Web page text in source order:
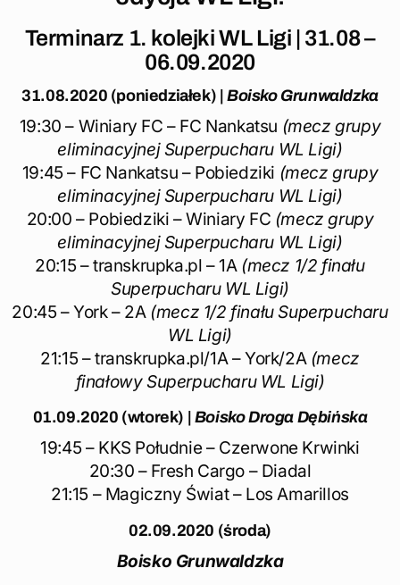
Terminarz 1. kolejki WL Ligi | 31.08 –
06.09.2020
31.08.2020 (poniedziałek) Boisko Grunwaldzka
19:30 – Winiary FC – FC Nankatsu (mecz grupy
eliminacyjnej Superpucharu WL Ligi)
19:45 – FC Nankatsu – Pobiedziki (mecz grupy
eliminacyjnej Superpucharu WL Ligi)
20:00 – Pobiedziki – Winiary FC (mecz grupy
eliminacyjnej Superpucharu WL Ligi)
20:15 – transkrupka.pl – 1A (mecz 1/2 finału
Superpucharu WL Ligi)
20:45 – York – 2A (mecz 1/2 finału Superpucharu
WL Ligi)
21:15 – transkrupka.pl/1A – York/2A (mecz
finałowy Superpucharu WL Ligi)
01.09.2020 (wtorek) | Boisko Droga Dębińska
19:45 – KKS Południe – Czerwone Krwinki
20:30 – Fresh Cargo – Diadal
21:15 – Magiczny Świat – Los Amarillos
02.09.2020 (środa)
Boisko Grunwaldzka